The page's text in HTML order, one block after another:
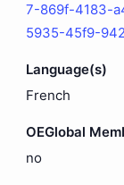
7-869f-4183-
5935-45f9-
Language(s)
French
OEGlobal
no